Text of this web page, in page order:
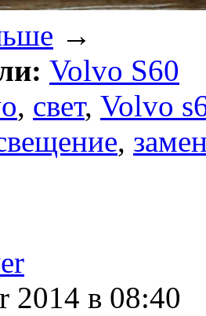
→
Volvo S60
, свет, Volvo
,
2014 в 08:40